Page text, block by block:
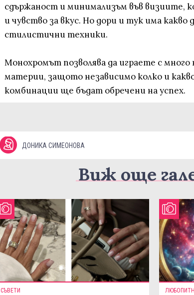
сдържаност и минимализъм във визиите,
и чувство за вкус. Но дори и тук има какво
стилистични техники.
Монохромът позволява да играете с
материи, защото независимо колко и
комбинации ще бъдат обречени на успех.
ДОНИКА СИМЕОНОВА
Виж още
СЪВЕТИ